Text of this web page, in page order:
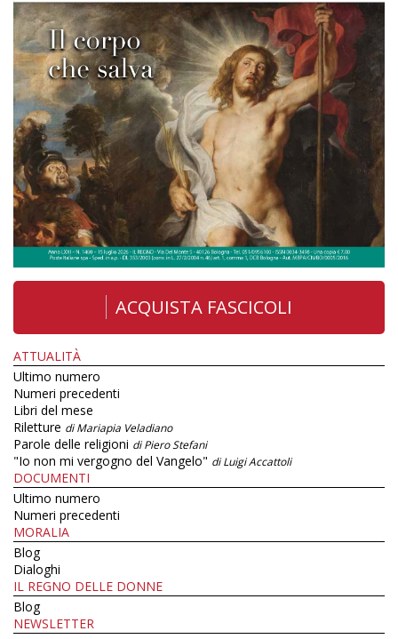
ACQUISTA FASCICOLI
ATTUALITÀ
Ultimo numero
Numeri precedenti
Libri del mese
Riletture di Mariapia Veladiano
Parole delle religioni di Piero Stefani
"Io non mi vergogno del Vangelo" di Luigi Accattoli
DOCUMENTI
Ultimo numero
Numeri precedenti
MORALIA
Blog
Dialoghi
IL REGNO DELLE DONNE
Blog
NEWSLETTER